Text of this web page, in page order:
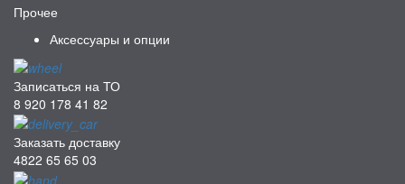
Прочее
Аксессуары и опции
Записаться на ТО
8 920 178 41 82
Заказать доставку
4822 65 65 03